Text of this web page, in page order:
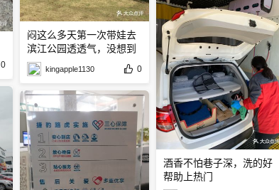
0
闷这么多天第一次带娃去
滨江公园透透气，没想到
人也蛮多的
kingapple1130 0
酒香不怕巷子深，洗的好
帮助上热门